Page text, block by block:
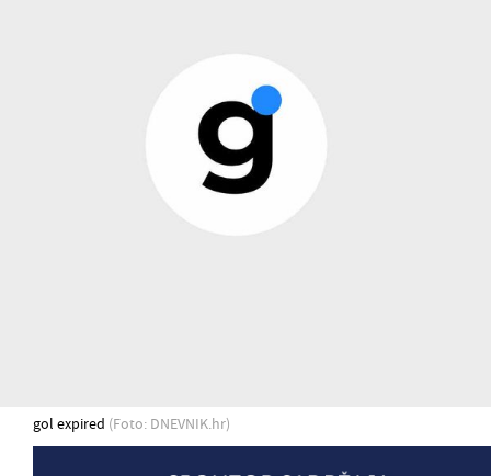
gol expired (Foto: DNEVNIK.hr)